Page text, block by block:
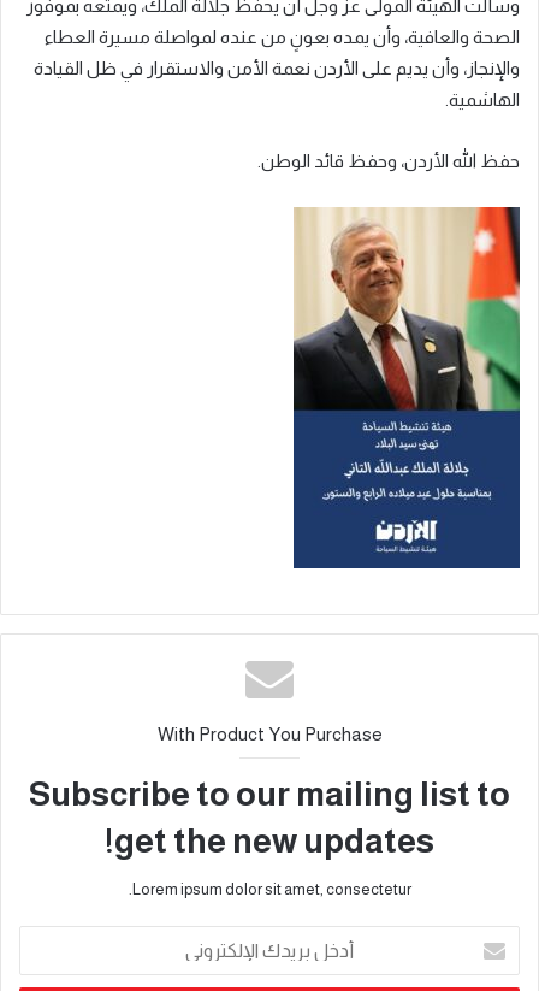
وسألت الهيئة المولى عز وجل أن يحفظ جلالة الملك، ويمتعه بموفور
الصحة والعافية، وأن يمده بعونٍ من عنده لمواصلة مسيرة العطاء
والإنجاز، وأن يديم على الأردن نعمة الأمن والاستقرار في ظل القيادة
الهاشمية.
حفظ الله الأردن، وحفظ قائد الوطن.
With Product You Purchase
Subscribe to our mailing list to
get the new updates!
Lorem ipsum dolor sit amet, consectetur.